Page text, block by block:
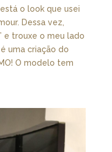
o look que usei
Dessa vez,
e trouxe o meu lado
uma criação do
O modelo tem